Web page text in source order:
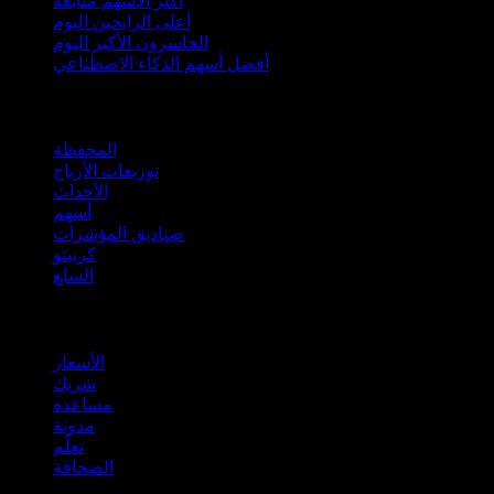
أعلى الرابحين اليوم
الخاسرون الأكبر اليوم
أفضل أسهم الذكاء الاصطناعي
المحفظة
توزيعات الأرباح
الأحداث
أسهم
صناديق المؤشرات
كريبتو
السلع
الأسعار
شريك
مساعدة
مدونة
تعلّم
الصحافة